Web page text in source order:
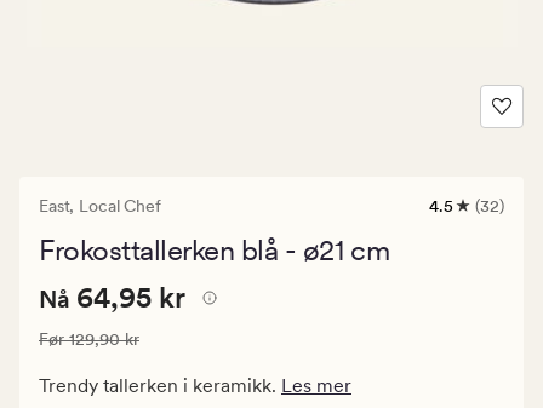
East, Local Chef
32
4.5 (32)
Frokosttallerken blå - ø21 cm
Nåværende
64,95
kr.
Nåværende pris
Nå 64,95 kr
Vanlig pris 129,90 kr
Før129,90 kr
Trendy tallerken i keramikk. Les mer